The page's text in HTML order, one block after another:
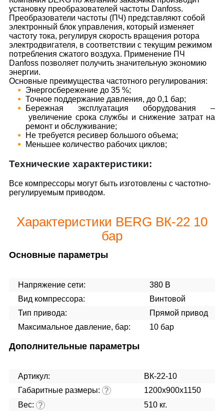
установку преобразователей частоты Danfoss.
Преобразователи частоты (ПЧ) представляют собой
электронный блок управления, который изменяет
частоту тока, регулируя скорость вращения ротора
электродвигателя, в соответствии с текущим режимом
потребления сжатого воздуха. Применение ПЧ
Danfoss позволяет получить значительную экономию
энергии.
Основные преимущества частотного регулирования:
Энергосбережение до 35 %;
Точное поддержание давления, до 0,1 бар;
Бережная эксплуатация оборудования –
увеличение срока службы и снижение затрат на
ремонт и обслуживание;
Не требуется ресивер большого объема;
Меньшее количество рабочих циклов;
Технические характеристики:
Все компрессоры могут быть изготовлены с частотно-
регулируемым приводом.
Характеристики BERG ВК-22 10
бар
Основные параметры
Напряжение сети:
380 В
Вид компрессора:
Винтовой
Тип привода:
Прямой привод
Максимальное давление, бар:
10 бар
Дополнительные параметры
Артикул:
ВК-22-10
Габаритные размеры: ?
1200x900x1150
Вес: ? 510 кг.